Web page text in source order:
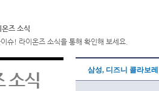
온즈 소식
슈! 라이온즈 소식을 통해 확인해 보세요.
소식 삼성, 디즈니 콜라보